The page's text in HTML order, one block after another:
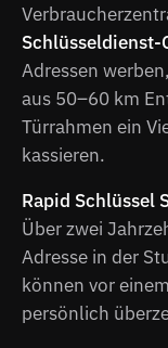
Schlüsseldienst-
Adressen
aus 50–60 km
Türrahmen ein
kassieren.
Rapid Schlüssel
Über zwei
Adresse in der
können vor
persönlich